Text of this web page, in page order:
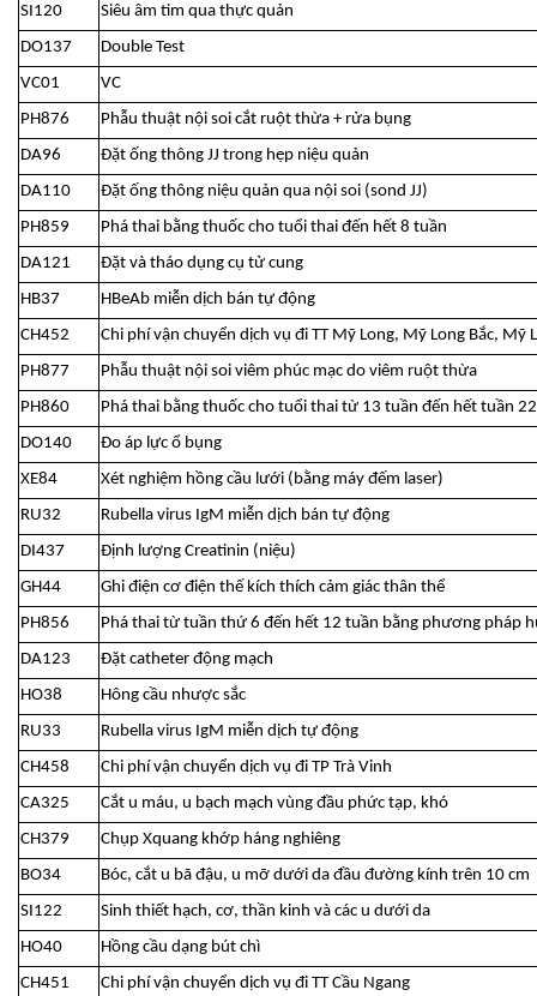
SI120
Siêu âm tim qua thực quản
DO137
Double Test
VC01
VC
PH876
Phẫu thuật nội soi cắt ruột thừa + rửa bụng
DA96
Đặt ống thông JJ trong hẹp niệu quản
DA110
Đặt ống thông niệu quản qua nội soi (sond JJ)
PH859
Phá thai bằng thuốc cho tuổi thai đến hết 8 tuần
DA121
Đặt và tháo dụng cụ tử cung
HB37
HBeAb miễn dịch bán tự động
CH452
Chi phí vận chuyển dịch vụ đi TT Mỹ Long, Mỹ Long Bắc, Mỹ
PH877
Phẫu thuật nội soi viêm phúc mạc do viêm ruột thừa
PH860
Phá thai bằng thuốc cho tuổi thai từ 13 tuần đến hết tuần 22
DO140
Đo áp lực ổ bụng
XE84
Xét nghiệm hồng cầu lưới (bằng máy đếm laser)
RU32
Rubella virus IgM miễn dịch bán tự động
DI437
Định lượng Creatinin (niệu)
GH44
Ghi điện cơ điện thế kích thích cảm giác thân thể
PH856
Phá thai từ tuần thứ 6 đến hết 12 tuần bằng phương pháp
DA123
Đặt catheter động mạch
HO38
Hông cầu nhược sắc
RU33
Rubella virus IgM miễn dịch tự động
CH458
Chi phí vận chuyển dịch vụ đi TP Trà Vinh
CA325
Cắt u máu, u bạch mạch vùng đầu phức tạp, khó
CH379
Chụp Xquang khớp háng nghiêng
BO34
Bóc, cắt u bã đậu, u mỡ dưới da đầu đường kính trên 10 cm
SI122
Sinh thiết hạch, cơ, thần kinh và các u dưới da
HO40
Hồng cầu dạng bút chì
CH451
Chi phí vận chuyển dịch vụ đi TT Cầu Ngang